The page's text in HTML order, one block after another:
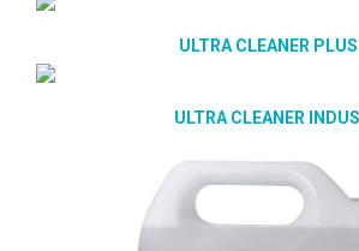
ULTRA CLEANER
ULTRA CLEANER